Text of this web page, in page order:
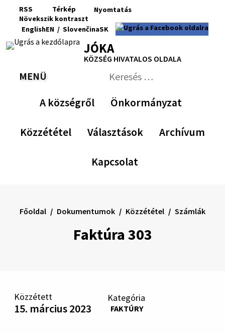
Ugrás
tartalomra
RSS
RSS
Térkép
Oldaltérkép
Nyomtatás
Nyomtatás
Növekszik kontraszt
Növekszik
kontraszt
Kisebb
betűméret
Az
eredeti
betűméret
visszaállítása
Nagyobb
betűméret
EnglishEN
Switch
English
/ SlovenčinaSK
Nyelv
váltása
erre
JÓKA
KÖZSÉG HIVATALOS OLDALA
VÁLTÁS
MENÜ
A községről Önkormányzat
Közzététel Választások Archívum
Kapcsolat
Keresés:
a
Faktúra 303
Főoldal Dokumentumok Közzététel Számlák
Közzétett
15. március 2023
Kategória
FAKTÚRY